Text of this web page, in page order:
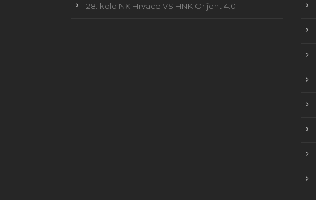
28. kolo NK Hrvace VS HNK Orijent 4:0